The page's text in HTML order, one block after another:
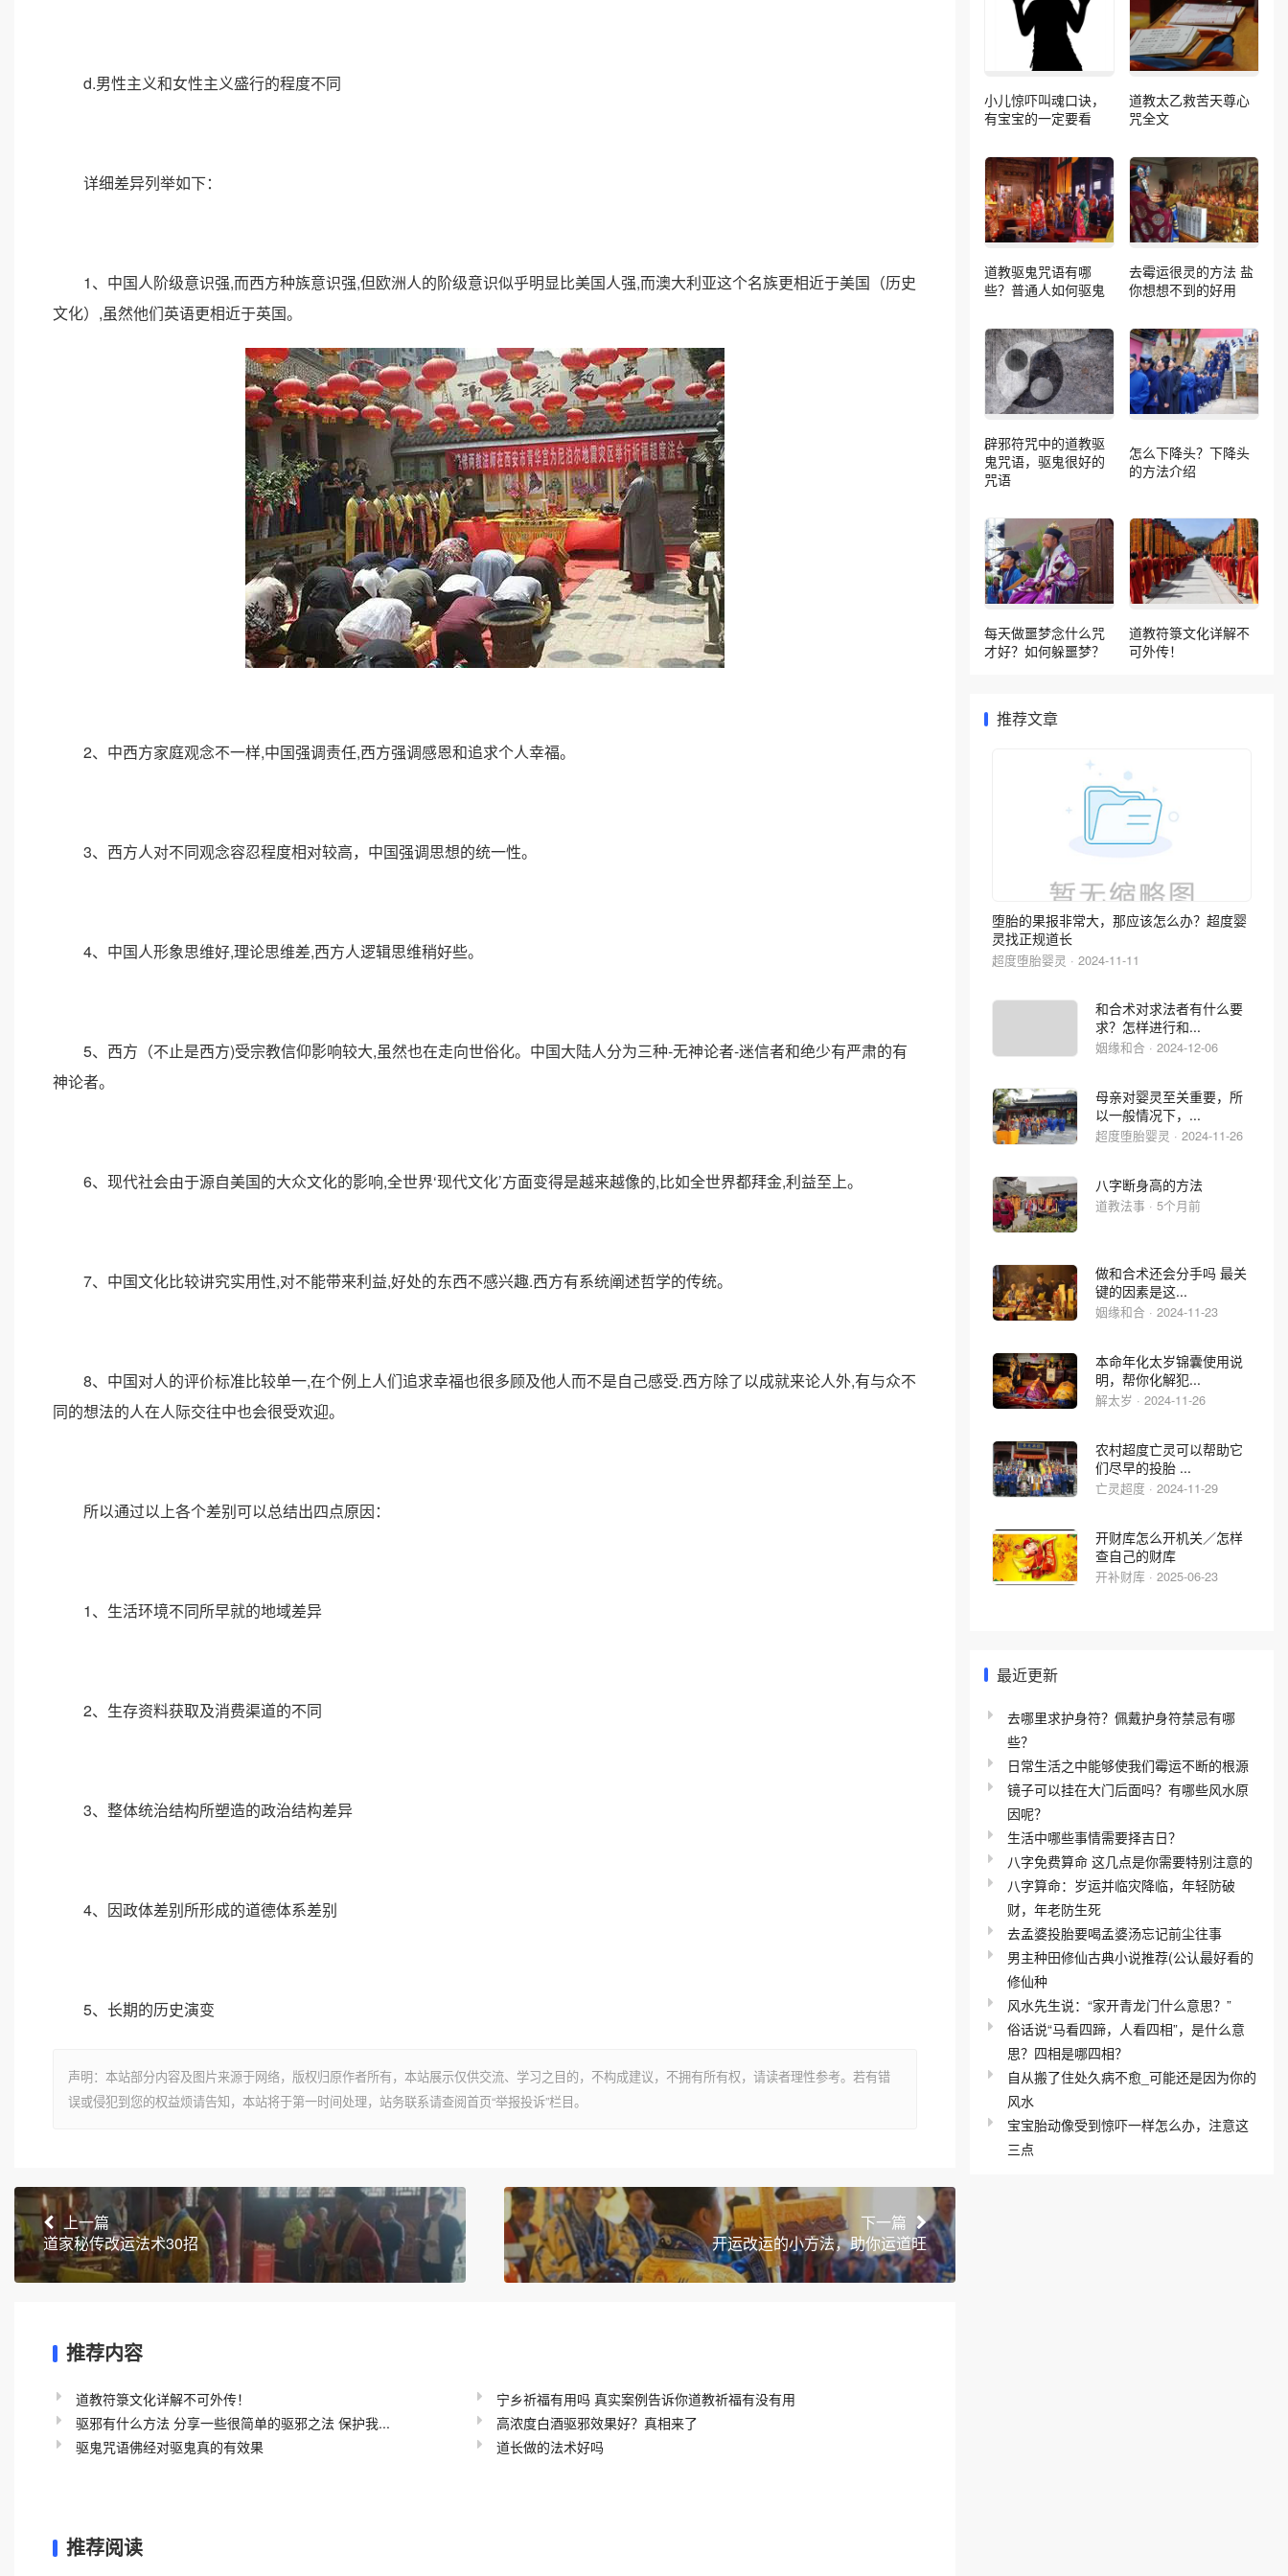
d.男性主义和女性主义盛行的程度不同
详细差异列举如下：
1、中国人阶级意识强,而西方种族意识强,但欧洲人的阶级意识似乎明显比美国人强,而澳大利亚这个名族更相近于美国（历史
文化）,虽然他们英语更相近于英国。
2、中西方家庭观念不一样,中国强调责任,西方强调感恩和追求个人幸福。
3、西方人对不同观念容忍程度相对较高，中国强调思想的统一性。
4、中国人形象思维好,理论思维差,西方人逻辑思维稍好些。
5、西方（不止是西方)受宗教信仰影响较大,虽然也在走向世俗化。中国大陆人分为三种-无神论者-迷信者和绝少有严肃的有
神论者。
6、现代社会由于源自美国的大众文化的影响,全世界‘现代文化’方面变得是越来越像的,比如全世界都拜金,利益至上。
7、中国文化比较讲究实用性,对不能带来利益,好处的东西不感兴趣.西方有系统阐述哲学的传统。
8、中国对人的评价标准比较单一,在个例上人们追求幸福也很多顾及他人而不是自己感受.西方除了以成就来论人外,有与众不
同的想法的人在人际交往中也会很受欢迎。
所以通过以上各个差别可以总结出四点原因：
1、生活环境不同所早就的地域差异
2、生存资料获取及消费渠道的不同
3、整体统治结构所塑造的政治结构差异
4、因政体差别所形成的道德体系差别
5、长期的历史演变
声明：本站部分内容及图片来源于网络，版权归原作者所有，本站展示仅供交流、学习之目的，不构成建议，不拥有所有权，请读者理性参考。若有错
误或侵犯到您的权益烦请告知，本站将于第一时间处理，站务联系请查阅首页“举报投诉”栏目。
上一篇
道家秘传改运法术30招
下一篇
开运改运的小方法，助你运道旺
推荐内容
道教符箓文化详解不可外传！
宁乡祈福有用吗 真实案例告诉你道教祈福有没有用
驱邪有什么方法 分享一些很简单的驱邪之法 保护我...
高浓度白酒驱邪效果好？真相来了
驱鬼咒语佛经对驱鬼真的有效果
道长做的法术好吗
推荐阅读
小儿惊吓叫魂口诀，
有宝宝的一定要看
道教太乙救苦天尊心
咒全文
道教驱鬼咒语有哪
些？普通人如何驱鬼
去霉运很灵的方法 盐
你想想不到的好用
辟邪符咒中的道教驱
鬼咒语，驱鬼很好的
咒语
怎么下降头？下降头
的方法介绍
每天做噩梦念什么咒
才好？如何躲噩梦？
道教符箓文化详解不
可外传！
推荐文章
堕胎的果报非常大，那应该怎么办？超度婴
灵找正规道长
超度堕胎婴灵 · 2024-11-11
和合术对求法者有什么要
求？怎样进行和...
姻缘和合 · 2024-12-06
母亲对婴灵至关重要，所
以一般情况下，...
超度堕胎婴灵 · 2024-11-26
八字断身高的方法
道教法事 · 5个月前
做和合术还会分手吗 最关
键的因素是这...
姻缘和合 · 2024-11-23
本命年化太岁锦囊使用说
明，帮你化解犯...
解太岁 · 2024-11-26
农村超度亡灵可以帮助它
们尽早的投胎 ...
亡灵超度 · 2024-11-29
开财库怎么开机关／怎样
查自己的财库
开补财库 · 2025-06-23
最近更新
去哪里求护身符？佩戴护身符禁忌有哪
些？
日常生活之中能够使我们霉运不断的根源
镜子可以挂在大门后面吗？有哪些风水原
因呢？
生活中哪些事情需要择吉日？
八字免费算命 这几点是你需要特别注意的
八字算命：岁运并临灾降临，年轻防破
财，年老防生死
去孟婆投胎要喝孟婆汤忘记前尘往事
男主种田修仙古典小说推荐(公认最好看的
修仙种
风水先生说：“家开青龙门什么意思？”
俗话说“马看四蹄，人看四相”，是什么意
思？四相是哪四相？
自从搬了住处久病不愈_可能还是因为你的
风水
宝宝胎动像受到惊吓一样怎么办，注意这
三点